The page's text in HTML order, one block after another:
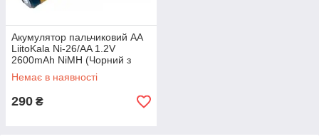
Акумулятор пальчиковий AA
LiitoKala Ni-26/AA 1.2V
2600mAh NiMH (Чорний з
жовтим)
Немає в наявності
290 ₴